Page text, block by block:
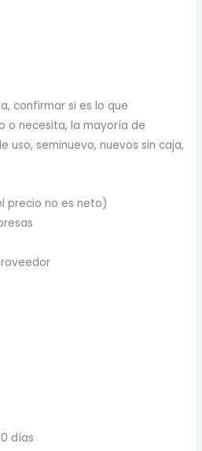
confirmar si es lo que
o necesita, la mayoría de
uso, seminuevo, nuevos sin caja,
precio no es neto)
días